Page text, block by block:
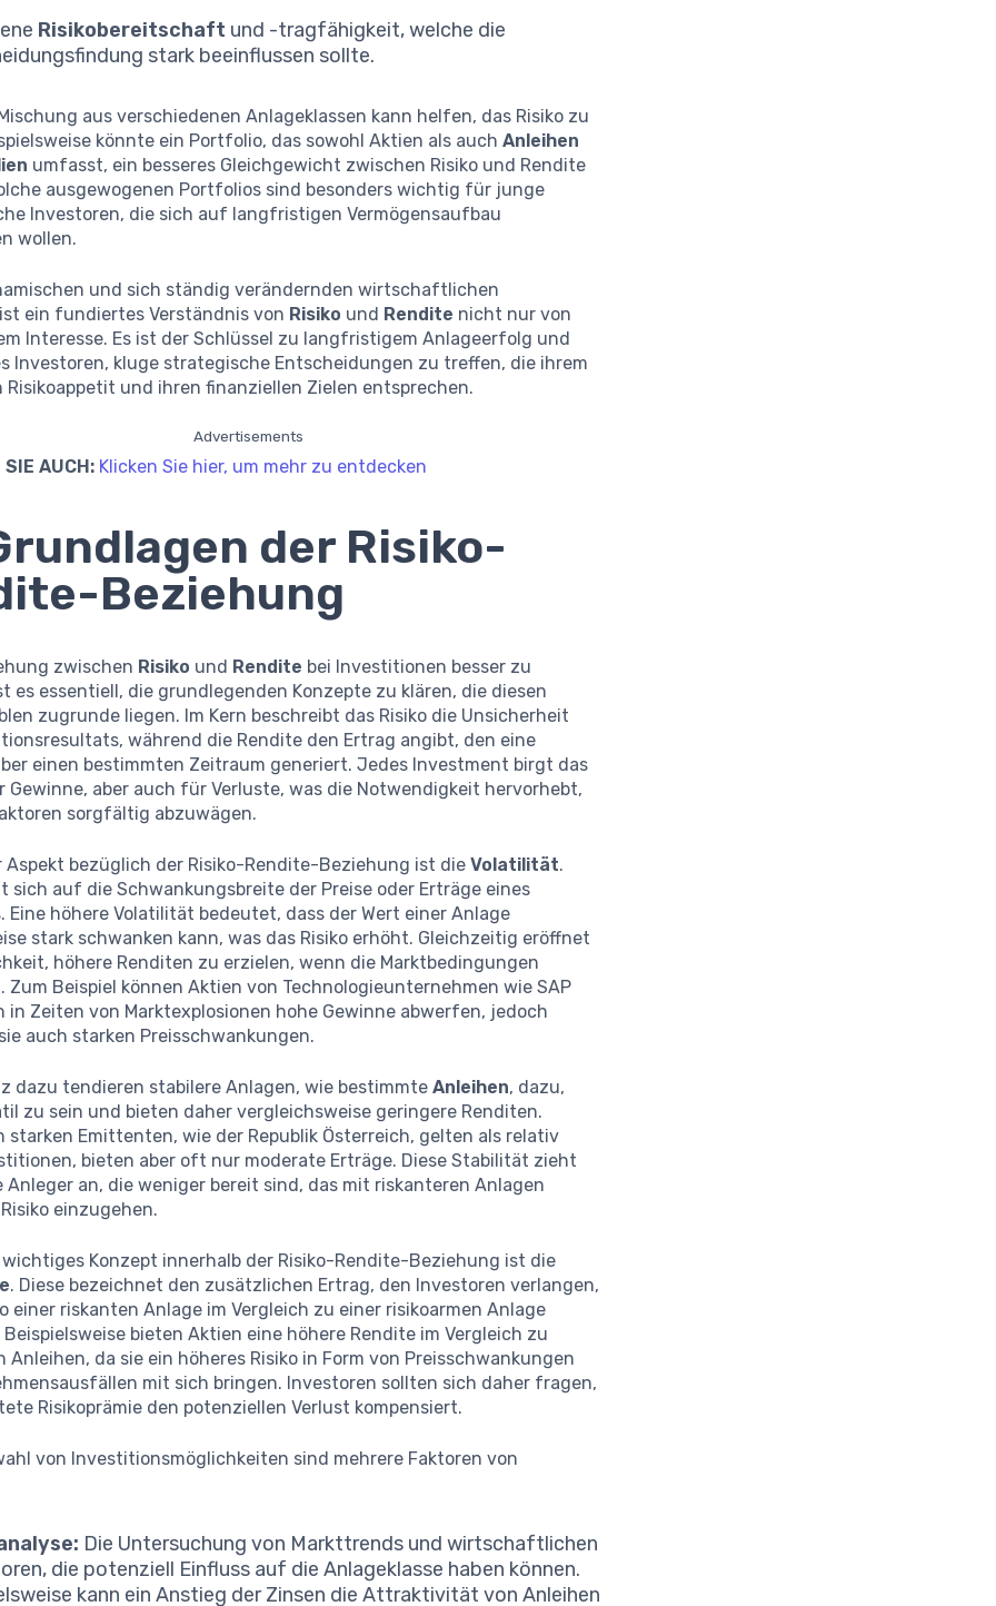
Risikobereitschaft und -tragfähigkeit, welche die
stark beeinflussen sollte.
aus verschiedenen Anlageklassen kann helfen, das Risiko zu
könnte ein Portfolio, das sowohl Aktien als auchAnleihen
umfasst, ein besseres Gleichgewicht zwischen Risiko und Rendite
ausgewogenen Portfolios sind besonders wichtig für junge
Investoren, die sich auf langfristigen Vermögensaufbau
wollen.
und sich ständig verändernden wirtschaftlichen
ein fundiertes Verständnis von Risiko und Rendite nicht nur von
Interesse. Es ist der Schlüssel zu langfristigem Anlageerfolg und
Investoren, kluge strategische Entscheidungen zu treffen, die ihrem
Risikoappetit und ihren finanziellen Zielen entsprechen.
Advertisements
SIE AUCH: Klicken Sie hier, um mehr zu entdecken
der Risiko-
Beziehung
zwischen Risiko und Rendite bei Investitionen besser zu
es essentiell, die grundlegenden Konzepte zu klären, die diesen
zugrunde liegen. Im Kern beschreibt das Risiko die Unsicherheit
während die Rendite den Ertrag angibt, den eine
einen bestimmten Zeitraum generiert. Jedes Investment birgt das
Gewinne, aber auch für Verluste, was die Notwendigkeit hervorhebt,
sorgfältig abzuwägen.
Aspekt bezüglich der Risiko-Rendite-Beziehung ist dieVolatilität.
sich auf die Schwankungsbreite der Preise oder Erträge eines
Eine höhere Volatilität bedeutet, dass der Wert einer Anlage
stark schwanken kann, was das Risiko erhöht. Gleichzeitig eröffnet
höhere Renditen zu erzielen, wenn die Marktbedingungen
Zum Beispiel können Aktien von Technologieunternehmen wie SAP
in Zeiten von Marktexplosionen hohe Gewinne abwerfen, jedoch
auch starken Preisschwankungen.
dazu tendieren stabilere Anlagen, wie bestimmteAnleihen, dazu,
zu sein und bieten daher vergleichsweise geringere Renditen.
starken Emittenten, wie der Republik Österreich, gelten als relativ
bieten aber oft nur moderate Erträge. Diese Stabilität zieht
Anleger an, die weniger bereit sind, das mit riskanteren Anlagen
einzugehen.
Konzept innerhalb der Risiko-Rendite-Beziehung ist die
. Diese bezeichnet den zusätzlichen Ertrag, den Investoren verlangen,
einer riskanten Anlage im Vergleich zu einer risikoarmen Anlage
bieten Aktien eine höhere Rendite im Vergleich zu
Anleihen, da sie ein höheres Risiko in Form von Preisschwankungen
mit sich bringen. Investoren sollten sich daher fragen,
Risikoprämie den potenziellen Verlust kompensiert.
von Investitionsmöglichkeiten sind mehrere Faktoren von
Die Untersuchung von Markttrends und wirtschaftlichen
die potenziell Einfluss auf die Anlageklasse haben können.
kann ein Anstieg der Zinsen die Attraktivität von Anleihen